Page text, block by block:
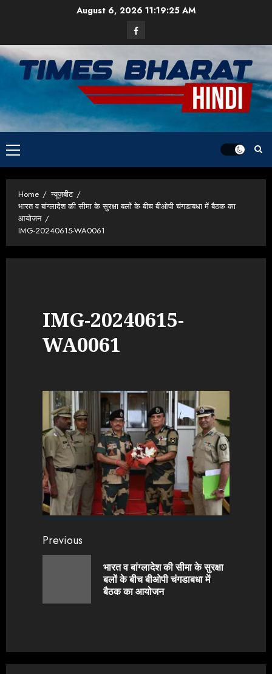
August 6, 2026 11:19:26 AM
Facebook
Primary
Menu
Home
न्यूज़बीट
भारत व बांग्लादेश की सीमा के सुरक्षा बलों के बीच बीओपी चंगडाबधा में बैठक का
आयोजन
IMG-20240615-WA0061
IMG-20240615-
WA0061
Continue
Reading
Previous
भारत व बांग्लादेश की सीमा के सुरक्षा
बलों के बीच बीओपी चंगडाबधा में
बैठक का आयोजन